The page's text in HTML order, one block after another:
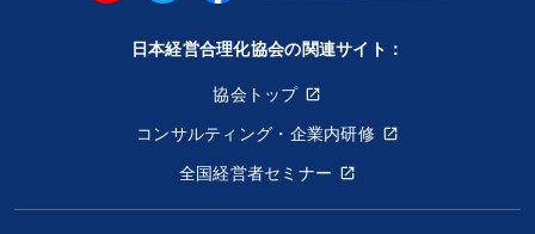
日本経営合理化協会の関連サイト：
協会トップ
コンサルティング・企業内研修
全国経営者セミナー